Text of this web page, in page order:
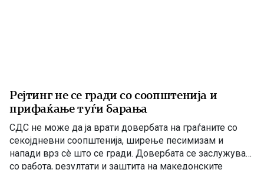
Рејтинг не се гради со соопштенија и
прифаќање туѓи барања
СДС не може да ја врати довербата на граѓаните со
секојдневни соопштенија, ширење песимизам и
напади врз сè што се гради. Довербата се заслужува
со работа, резултати и заштита на македонските